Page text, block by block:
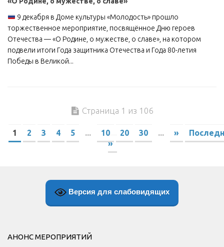
9 декабря в Доме культуры «Молодость» прошло
торжественное мероприятие, посвящённое Дню героев
Отечества — «О Родине, о мужестве, о славе», на котором
подвели итоги Года защитника Отечества и Года 80-летия
Победы в Великой...
Страница 1 из 106
1 2 3 4 5 ... 10 20 30 ... »
»
Версия для слабовидящих
АНОНС МЕРОПРИЯТИЙ